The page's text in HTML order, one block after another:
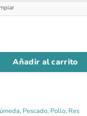
Añadir al carrito
, Pescado, Pollo, Res